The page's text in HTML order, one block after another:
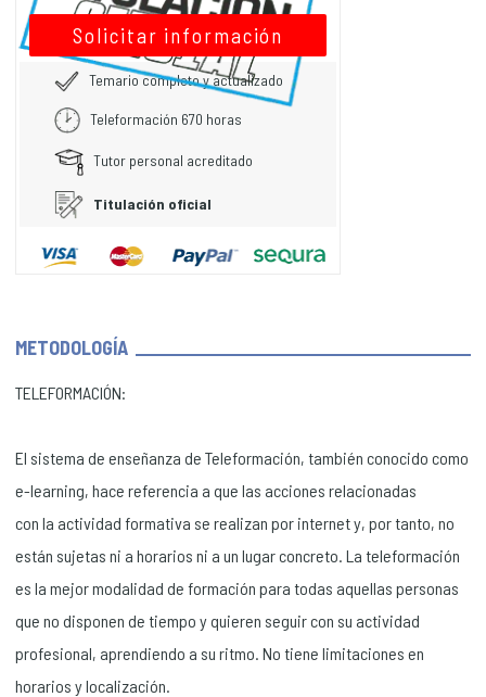
METODOLOGÍA
TELEFORMACIÓN:
El sistema de enseñanza de Teleformación, también conocido como
e-learning, hace referencia a que las acciones relacionadas
con la actividad formativa se realizan por internet y, por tanto, no
están sujetas ni a horarios ni a un lugar concreto. La teleformación
es la mejor modalidad de formación para todas aquellas personas
que no disponen de tiempo y quieren seguir con su actividad
profesional, aprendiendo a su ritmo. No tiene limitaciones en
horarios y localización.
Solicitar información
Temario completo y actualizado
Teleformación 670 horas
Tutor personal acreditado
Titulación oficial